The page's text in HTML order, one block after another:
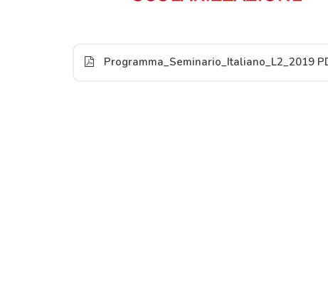
Programma_Seminario_Italiano_L2_2019